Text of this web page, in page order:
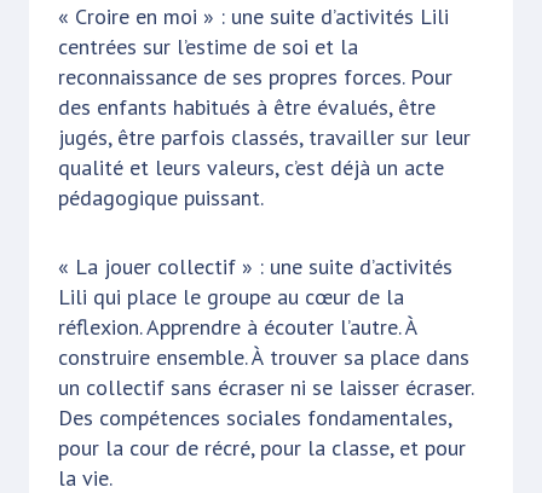
« Croire en moi » : une suite d’activités Lili
centrées sur l’estime de soi et la
reconnaissance de ses propres forces. Pour
des enfants habitués à être évalués, être
jugés, être parfois classés, travailler sur leur
qualité et leurs valeurs, c’est déjà un acte
pédagogique puissant.
« La jouer collectif » : une suite d’activités
Lili qui place le groupe au cœur de la
réflexion. Apprendre à écouter l’autre. À
construire ensemble. À trouver sa place dans
un collectif sans écraser ni se laisser écraser.
Des compétences sociales fondamentales,
pour la cour de récré, pour la classe, et pour
la vie.